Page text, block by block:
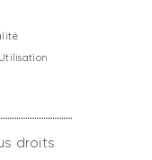
droits